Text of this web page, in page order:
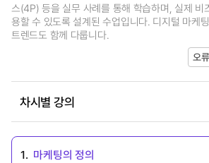
스(4P) 등을 실무 사례를 통해 학습하며, 실제 비
용할 수 있도록 설계된 수업입니다. 디지털 마케
트렌드도 함께 다룹니다.
오
차시별 강의
1. 마케팅의 정의